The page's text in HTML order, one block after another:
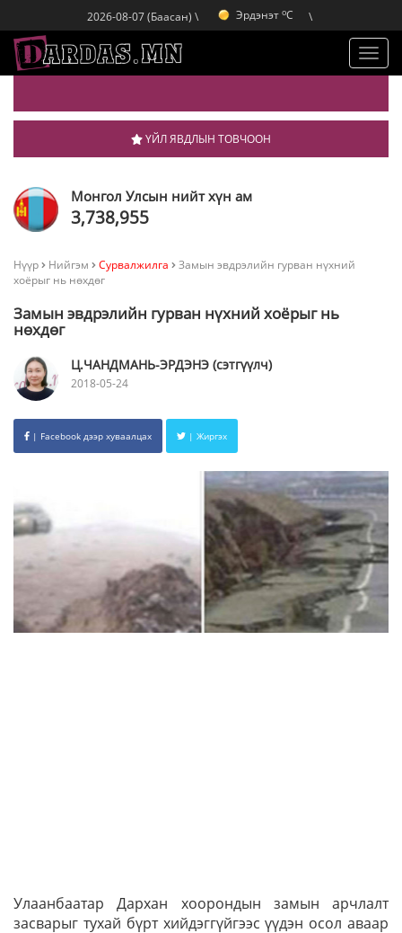
2026-08-07 (Баасан) \
Улаанбаатар
Дархан C
\
ҮЙЛ ЯВДЛЫН ТОВЧООН
Монгол Улсын нийт хүн ам
3,738,955
Нүүр Нийгэм Сурвалжилга
Замын эвдрэлийн гурван нүхний
хоёрыг нь нөхдөг
Замын эвдрэлийн гурван нүхний хоёрыг нь
нөхдөг
Ц.ЧАНДМАНЬ-ЭРДЭНЭ (сэтгүүлч)
2018-05-24
| Facebook дээр хуваалцах | Жиргэх
Улаанбаатар Дархан хоорондын замын арчлалт
засварыг тухай бүрт хийдэггүйгээс үүдэн осол аваар